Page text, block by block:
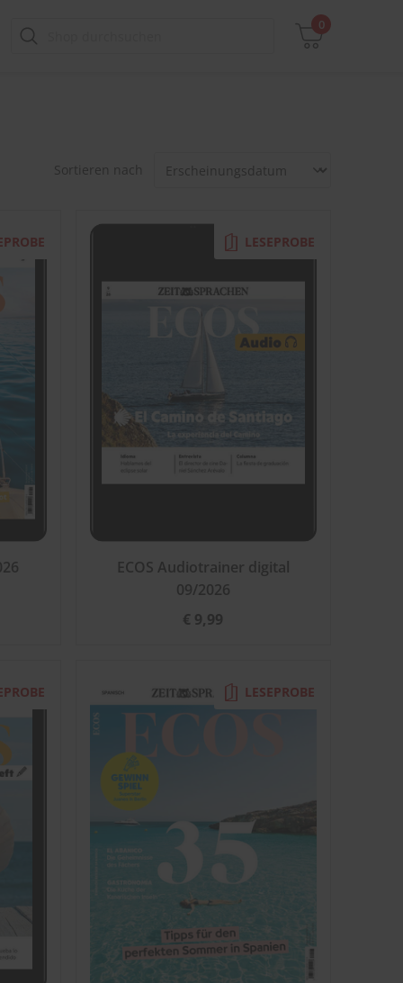
0
inkl. MwSt., ggf. zzgl. Versandkosten
Sortieren nach
ECOS Audiotrainer digital
09/2026
€ 9,99
LESEPROBE
LESEPROBE